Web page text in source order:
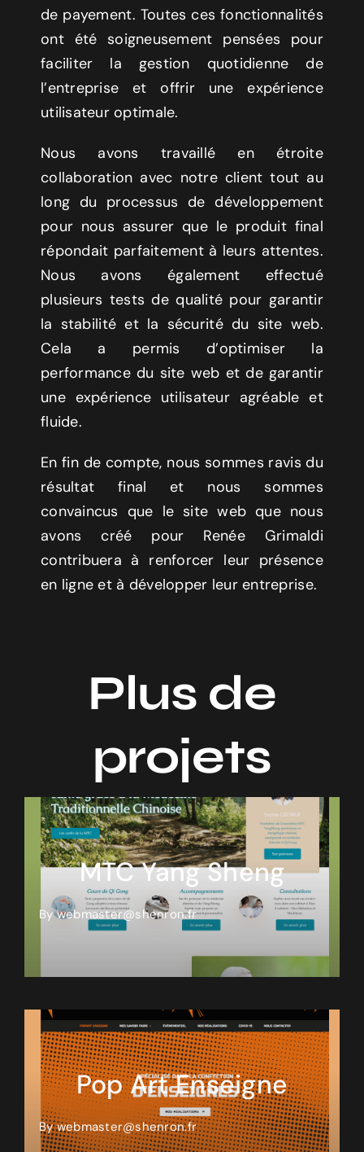
de payement. Toutes ces fonctionnalités
ont été soigneusement pensées pour
faciliter la gestion quotidienne de
l’entreprise et offrir une expérience
utilisateur optimale.
Nous avons travaillé en étroite
collaboration avec notre client tout au
long du processus de développement
pour nous assurer que le produit final
répondait parfaitement à leurs attentes.
Nous avons également effectué
plusieurs tests de qualité pour garantir
la stabilité et la sécurité du site web.
Cela a permis d’optimiser la
performance du site web et de garantir
une expérience utilisateur agréable et
fluide.
En fin de compte, nous sommes ravis du
résultat final et nous sommes
convaincus que le site web que nous
avons créé pour Renée Grimaldi
contribuera à renforcer leur présence
en ligne et à développer leur entreprise.
Plus de
projets
MTC Yang Sheng
Bywebmaster@shenron.fr
Pop Art Enseigne
Bywebmaster@shenron.fr